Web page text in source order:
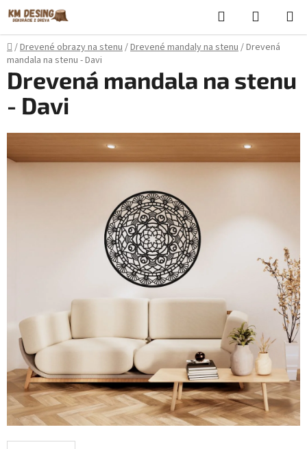
Prejsť
na
obsah
Hľadať
KOŠÍK
Domov
/Drevené obrazy na stenu/Drevené mandaly na stenu/Drevená
mandala na stenu - Davi
Drevená mandala na stenu
- Davi